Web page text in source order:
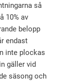
så
10% av
belopp
endast
inte plockas
gäller vid
säsong och